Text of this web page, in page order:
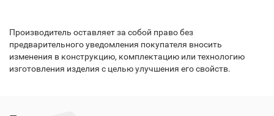
Производитель оставляет за собой право без
предварительного уведомления покупателя вносить
изменения в конструкцию, комплектацию или технологию
изготовления изделия с целью улучшения его свойств.